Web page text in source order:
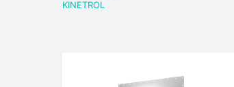
KINETROL